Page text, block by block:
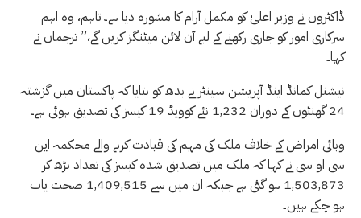
ڈاکٹروں نے وزیر اعلیٰ کو مکمل آرام کا مشورہ دیا ہے۔ تاہم، وہ اہم
سرکاری امور کو جاری رکھنے کے لیے آن لائن میٹنگز کریں گے،” ترجمان نے
کہا۔
نیشنل کمانڈ اینڈ آپریشن سینٹر نے بدھ کو بتایا کہ پاکستان میں گزشتہ
24 گھنٹوں کے دوران 1,232 نئے کوویڈ 19 کیسز کی تصدیق ہوئی ہے۔
وبائی امراض کے خلاف ملک کی مہم کی قیادت کرنے والے محکمہ این
سی او سی نے کہا کہ ملک میں تصدیق شدہ کیسز کی تعداد بڑھ کر
1,503,873 ہو گئی ہے جبکہ ان میں سے 1,409,515 صحت یاب
ہو چکے ہیں۔